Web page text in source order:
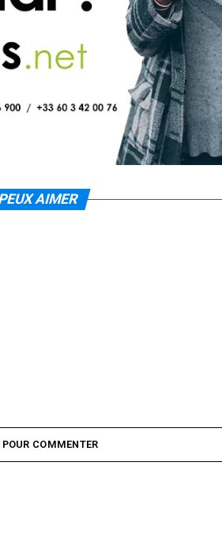
AIMER
COMMENTER